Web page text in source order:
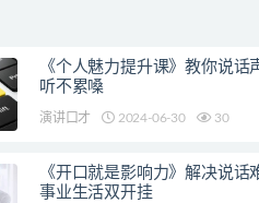
《个人魅力提升课》教你说话
听不累嗓
演讲口才 2024-06-30 30
《开口就是影响力》解决说话
事业生活双开挂